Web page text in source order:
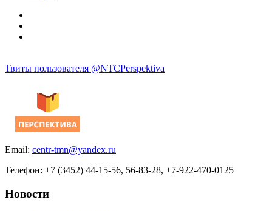
Твиты пользователя @NTCPerspektiva
Email: centr-tmn@yandex.ru
Телефон: +7 (3452) 44-15-56, 56-83-28, +7-922-470-0125
Новости